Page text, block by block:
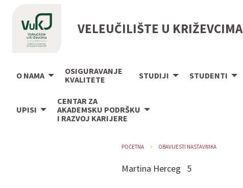
VELEUČILIŠTE U KRIŽEVCIMA
O NAMA
OSIGURAVANJE
KVALITETE
STUDIJI STUDENTI
UPISI
CENTAR ZA
AKADEMSKU PODRŠKU
I RAZVOJ KARIJERE
POČETNA OBAVIJESTI NASTAVNIKA
Martina Herceg 5